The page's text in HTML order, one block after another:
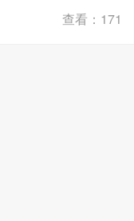
查看：171